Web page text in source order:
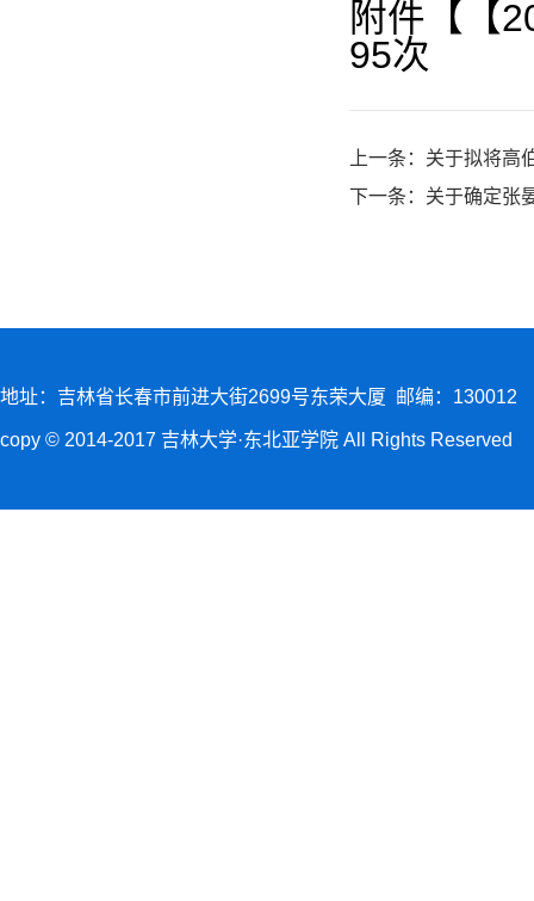
附件【 【
95次
上一条： 关于拟将高
下一条： 关于确定张
地址：吉林省长春市前进大街2699号东荣大厦 邮编：130012
copy © 2014-2017 吉林大学·东北亚学院 All Rights Reserved